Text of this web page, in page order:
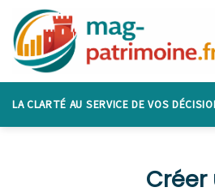
content
LA CLARTÉ AU SERVICE DE VOS